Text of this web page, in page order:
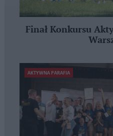
Finał Konkursu
AKTYWNA PARAFIA